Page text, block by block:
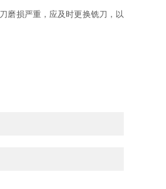
磨损严重，应及时更换铣刀，以